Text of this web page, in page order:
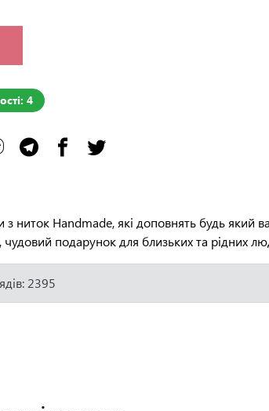
4
з ниток Handmade, які доповнять будь який
чудовий подарунок для близьких та рідних
2395